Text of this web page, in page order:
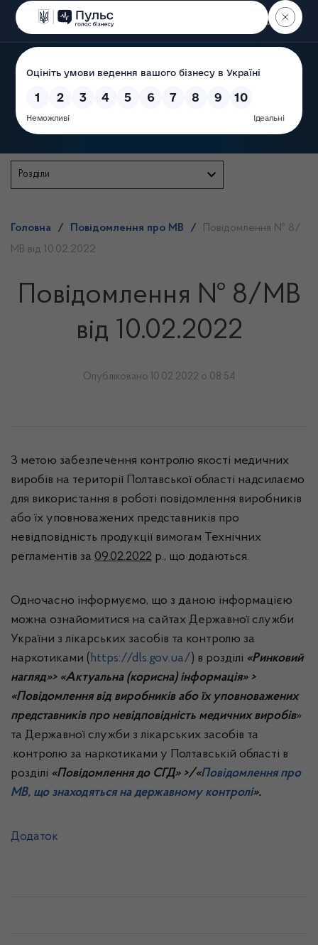
Пошук
Розділи
Головна / Повідомлення про МВ /
Повідомлення № 8/
МВ від 10.02.2022
Повідомлення № 8/МВ
від 10.02.2022
Опубліковано 10.02.2022 о 08:54
З метою забезпечення контролю якості медичних
виробів на території Полтавської області надсилаємо
для використання в роботі повідомлення виробників
або їх уповноважених представників про
невідповідність продукції вимогам Технічних
регламентів за 09.02.2022 р., що додаються.
Одночасно інформуємо, що з даною інформацією
можна ознайомитися на сайтах Державної служби
України з лікарських засобів та контролю за
наркотиками ( https://dls.gov.ua/ ) в розділі «Ринковий
нагляд»> «Актуальна (корисна) інформація» >
«Повідомлення від виробників або їх уповноважених
представників про невідповідність медичних виробів»
та Державної служби з лікарських засобів та
.контролю за наркотиками у Полтавській області в
розділі «Повідомлення до СГД» >/«Повідомлення про
МВ, що знаходяться на державному контролі».
Додаток